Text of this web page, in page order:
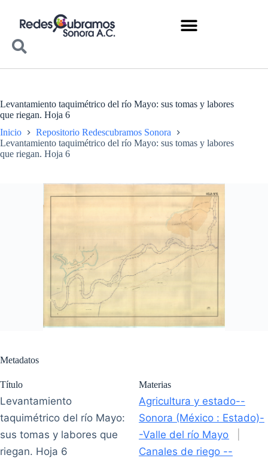
Levantamiento taquimétrico del río Mayo: sus tomas y labores
que riegan. Hoja 6
Inicio
Repositorio Redescubramos Sonora
Levantamiento taquimétrico del río Mayo: sus tomas y labores
que riegan. Hoja 6
Metadatos
Título
Levantamiento
taquimétrico del río Mayo:
sus tomas y labores que
riegan. Hoja 6
Materias
Agricultura y estado--
Sonora (México : Estado)-
-Valle del río Mayo
Canales de riego --